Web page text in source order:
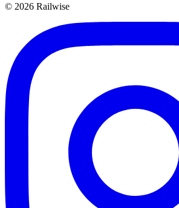
© 2026 Railwise